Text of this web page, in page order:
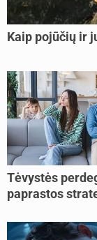
Kaip pojūčių ir
Tėvystės
paprastos
jėgas